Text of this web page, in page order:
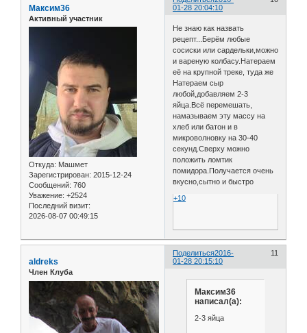
01-28 20:04:10
Максим36
Активный участник
Откуда: Машмет
Зарегистрирован: 2015-12-24
Сообщений: 760
Уважение: +2524
Последний визит:
2026-08-07 00:49:15
Не знаю как назвать
рецепт...Берём любые
сосиски или сардельки,можно
и вареную колбасу.Натераем
её на крупной треке, туда же
Натераем сыр
любой,добавляем 2-3
яйца.Всё перемешать,
намазываем эту массу на
хлеб или батон и в
микроволновку на 30-40
секунд.Сверху можно
положить ломтик
помидора.Получается очень
вкусно,сытно и быстро
+10
Поделиться 11
2016-
01-28 20:15:10
aldreks
Член Клуба
Максим36
написал(а):
2-3 яйца